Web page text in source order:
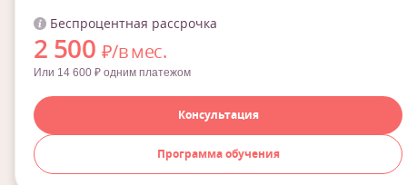
Беспроцентная рассрочка
2 500 ₽/в мес.
Или 14 600 ₽ одним платежом
Консультация
Программа обучения